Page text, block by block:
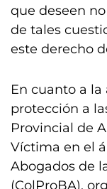
que deseen
de tales
este derecho
En cuanto a
protección a
Provincial de
Víctima en el
Abogados de
(ColProBA),